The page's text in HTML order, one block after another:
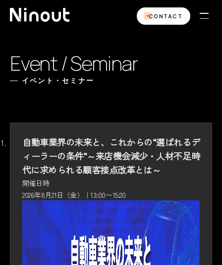
CONTACT
Event / Seminar
イベント・セミナー
自動車業界の未来と、これからの“選ばれるデ
ィーラーの条件”～来店機会減少・人材不足時
代に求められる顧客接点改革とは～
開催日時
2026年8月21日（金）｜13:00〜15:20